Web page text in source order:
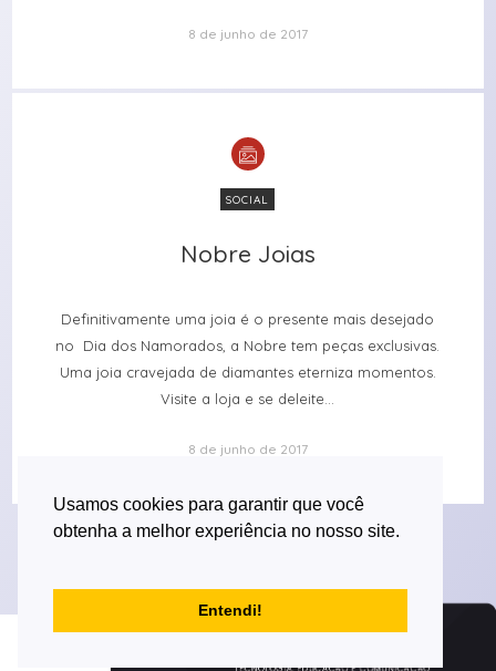
Usamos cookies para garantir que você
obtenha a melhor experiência no nosso site.
Entendi!
8 de junho de 2017
SOCIAL
Nobre Joias
Nobre Joias
Definitivamente uma joia é o presente mais desejado
no Dia dos Namorados, a Nobre tem peças exclusivas.
Uma joia cravejada de diamantes eterniza momentos.
Visite a loja e se deleite...
8 de junho de 2017